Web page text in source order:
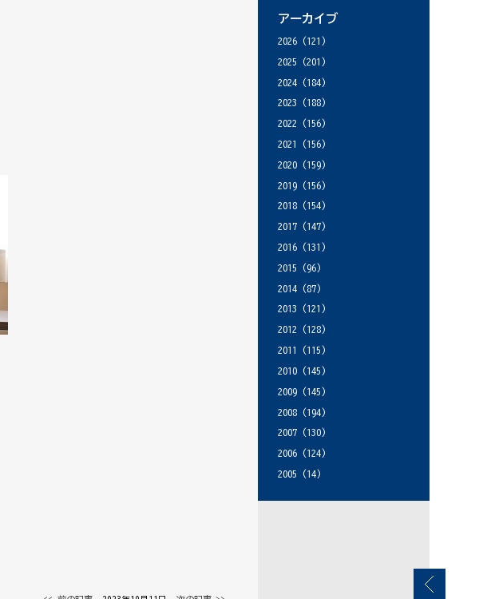
アーカイブ
2026 (121)
2025 (201)
2024 (184)
2023 (188)
2022 (156)
2021
(156)
2020 (159)
2019 (156)
2018 (154)
2017 (147)
2016 (131)
2015 (96)
2014 (87)
2013 (121)
2012 (128)
2011
(115)
2010 (145)
2009 (145)
2008 (194)
2007 (130)
2006 (124)
2005 (14)